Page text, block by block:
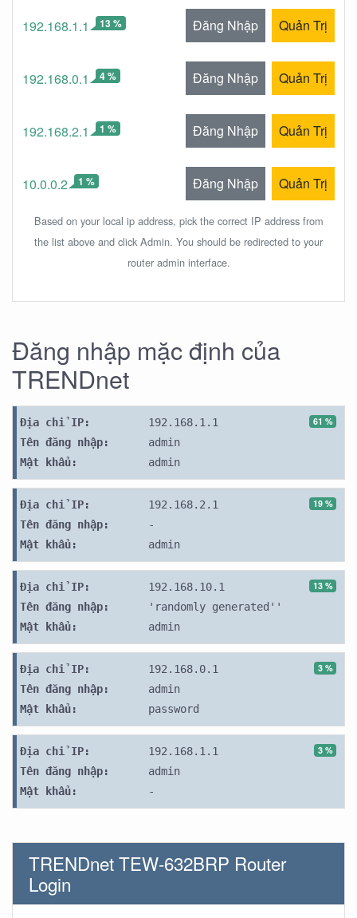
192.168.1.1 13 % Đăng Nhập Quản Trị
192.168.0.1 4 % Đăng Nhập Quản Trị
192.168.2.1 1 % Đăng Nhập Quản Trị
10.0.0.2 1 % Đăng Nhập Quản Trị
Based on your local ip address, pick the correct IP address from
the list above and click Admin. You should be redirected to your
router admin interface.
Đăng nhập mặc định của
TRENDnet
61 %
Địa chỉ IP:
192.168.1.1
Tên đăng nhập:
admin
Mật khẩu:
admin
19 %
Địa chỉ IP:
192.168.2.1
Tên đăng nhập:
-
Mật khẩu:
admin
13 %
Địa chỉ IP:
192.168.10.1
Tên đăng nhập:
'randomly generated''
Mật khẩu:
admin
3 %
Địa chỉ IP:
192.168.0.1
Tên đăng nhập:
admin
Mật khẩu:
password
3 %
Địa chỉ IP:
192.168.1.1
Tên đăng nhập:
admin
Mật khẩu:
-
TRENDnet TEW-632BRP Router
Login